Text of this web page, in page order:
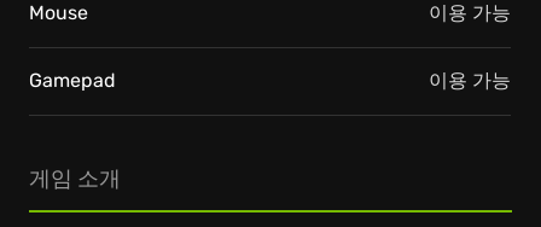
게임 소개
Mouse 이용 가능
Gamepad 이용 가능